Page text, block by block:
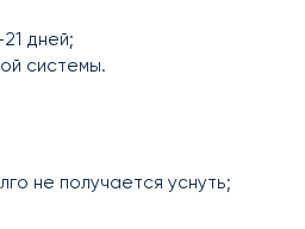
дней;
системы.
не получается уснуть;